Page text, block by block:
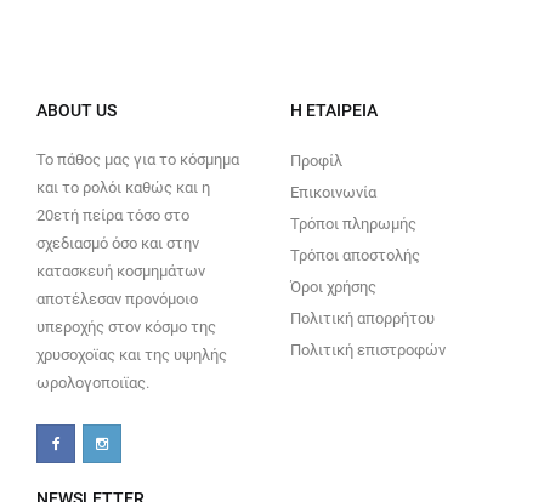
ABOUT US
Το πάθος μας για το κόσμημα
και το ρολόι καθώς και η
20ετή πείρα τόσο στο
σχεδιασμό όσο και στην
κατασκευή κοσμημάτων
αποτέλεσαν προνόμοιο
υπεροχής στον κόσμο της
χρυσοχοϊας και της υψηλής
ωρολογοποιϊας.
Η ΕΤΑΙΡΕΊΑ
Προφίλ
Επικοινωνία
Τρόποι πληρωμής
Τρόποι αποστολής
Όροι χρήσης
Πολιτική απορρήτου
Πολιτική επιστροφών
NEWSLETTER